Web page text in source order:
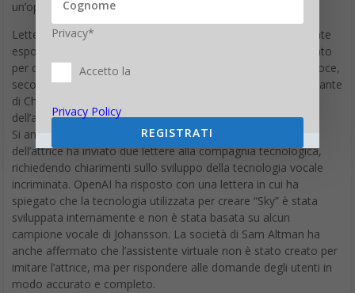
un’opera del 2013.
Letteralmente infuriata, Scarlett Johansson si è pubblicamente
esposta per costringere OpenAI a spiegare il metodo adottato
per creare quella che lei ritiene una copia digitale della sua voce,
secondo Scarlett Johansson la voce di “Sky”, la versione parlante
di Chat-GPT sarbbe in realtà il campionamento della voce
dell’attrice nell’interpretazione del film “Lei”.
Si annuncia una battaglia in tribunale dato che lo staff legale
dell’attrice ha inviato due lettere alla compagnia tecnologica,
richiedendo chiarimenti sullo sviluppo della tecnologia vocale
incriminata. OpenAI ha risposto con una lettera in cui ha
spiegato che la tecnologia utilizzata per creare “Sky” è stata
sviluppata internamente e non è stata basata su alcun
campione vocale di Johansson. La società di Sam Altman ha
anche affermato che l’assistente virtuale non è stato creato per
imitare l’attrice, ma per rispondere alle domande degli utenti in
modo accurato e completo.
Privacy*
Accetto la
Privacy Policy
REGISTRATI